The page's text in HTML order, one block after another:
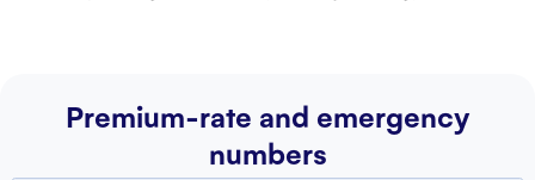
Premium-rate and emergency
numbers